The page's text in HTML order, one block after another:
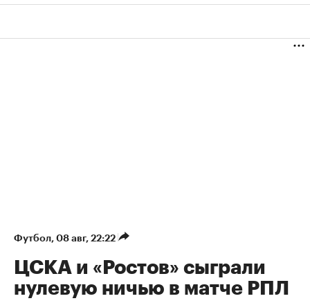
Футбол⁠, 08 авг, 22:22
ЦСКА и «Ростов» сыграли
нулевую ничью в матче РПЛ